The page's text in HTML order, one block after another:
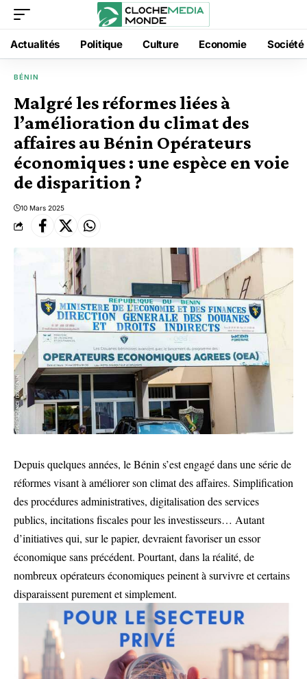
Actualités Politique Culture Economie Société
BÉNIN
Malgré les réformes liées à
l’amélioration du climat des
affaires au Bénin Opérateurs
économiques : une espèce en voie
de disparition ?
10 Mars 2025
Depuis quelques années, le Bénin s’est engagé dans une série de
réformes visant à améliorer son climat des affaires. Simplification
des procédures administratives, digitalisation des services
publics, incitations fiscales pour les investisseurs… Autant
d’initiatives qui, sur le papier, devraient favoriser un essor
économique sans précédent. Pourtant, dans la réalité, de
nombreux opérateurs économiques peinent à survivre et certains
disparaissent purement et simplement.